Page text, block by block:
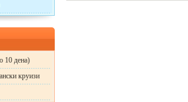
10 дена)
круизи